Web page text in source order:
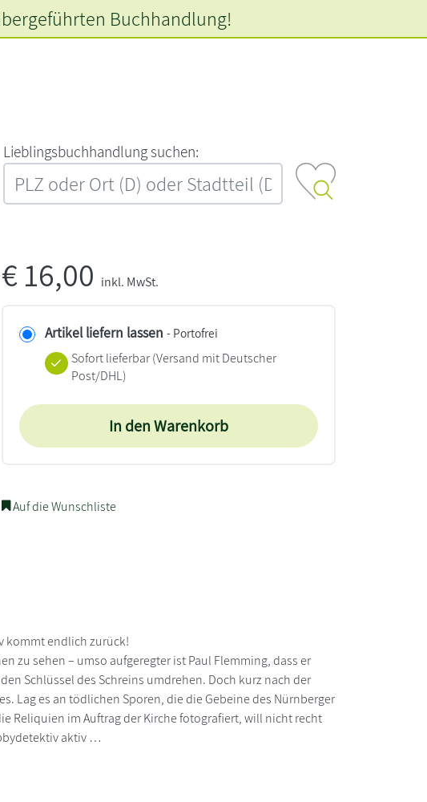
L‍i‍e‍b‍l‍i‍n‍g‍s‍b‍u‍c‍h‍h‍a‍n‍d‍l‍u‍n‍g‍ ‍s‍u‍c‍h‍e‍n‍:‍
Buchhandlung!
€16,00 inkl. MwSt.
Artikel liefern lassen - Portofrei
Sofort lieferbar(Versand mit Deutscher
Post/DHL)
In den Warenkorb
Auf die Wunschliste
kommt endlich zurück!
zu sehen – umso aufgeregter ist Paul Flemming, dass er
Schlüssel des Schreins umdrehen. Doch kurz nach der
Lag es an tödlichen Sporen, die die Gebeine des Nürnberger
Reliquien im Auftrag der Kirche fotografiert, will nicht recht
aktiv …